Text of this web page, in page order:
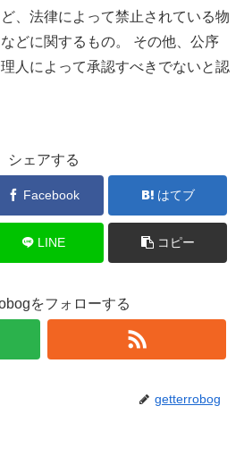
、法律によって禁止されている物
どに関するもの。 その他、公序
人によって承認すべきでないと認
シェアする
Facebook はてブ
LINE コピー
をフォローする
getterrobog